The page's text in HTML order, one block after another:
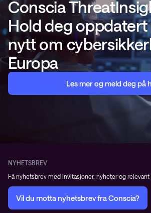
Conscia
Hold deg oppdatert
nytt om
Europa
Les mer og meld deg på
NYHETSBREV
Få nyhetsbrev med invitasjoner, nyheter og
Vil du motta nyhetsbrev fra Conscia?